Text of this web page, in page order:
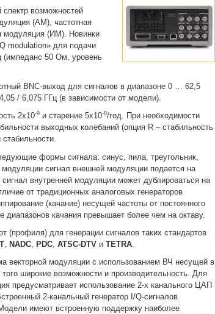
возможностей
(AM), частотная
модуляция (ИМ). Новинки
modulation» для подачи
(импеданс 50 Ом, уровень
BNC-выход для сигналов в диапазоне 0 … 62,5
/ 6,075 ГГц (в зависимости от модели).
2x10-9 и старение 5x10-8/год. При необходимости
выходных колебаний (опция R – стабильность
формы сигнала: синус, пила, треугольник,
сигнал внешней модуляции подается на
внутренней модуляции может дублироваться на
от традиционных аналоговых генераторов
(качание) несущей частоты от постоянного
качания превышает более чем на октаву.
(профиля) для генерации сигналов таких стандартов
NADC PDC ATSC-DTV и TETRA
векторной модуляции с использованием ВЧ несущей в
широкие возможности и производительность. Для
предусматривает использование 2-х канального ЦАП
2-канальный генератор I/Q-сигналов
имеют встроенную поддержку наиболее